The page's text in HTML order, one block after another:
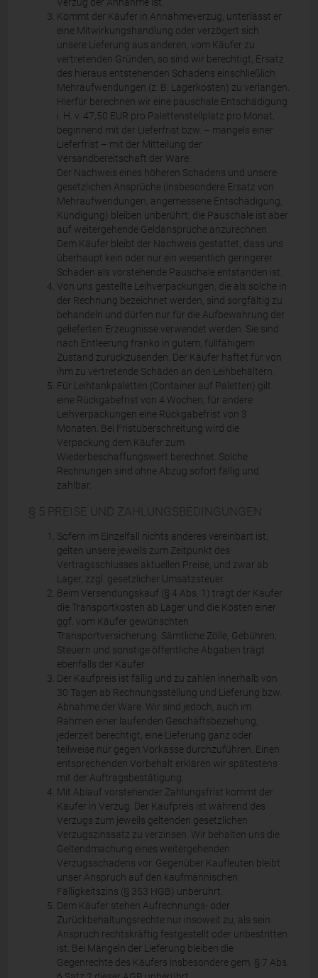
Verzug der Annahme ist.
Kommt der Käufer in Annahmeverzug, unterlässt er
eine Mitwirkungshandlung oder verzögert sich
unsere Lieferung aus anderen, vom Käufer zu
vertretenden Gründen, so sind wir berechtigt, Ersatz
des hieraus entstehenden Schadens einschließlich
Mehraufwendungen (z. B. Lagerkosten) zu verlangen.
Hierfür berechnen wir eine pauschale Entschädigung
i. H. v. 47,50 EUR pro Palettenstellplatz pro Monat,
beginnend mit der Lieferfrist bzw. – mangels einer
Lieferfrist – mit der Mitteilung der
Versandbereitschaft der Ware.
Der Nachweis eines höheren Schadens und unsere
gesetzlichen Ansprüche (insbesondere Ersatz von
Mehraufwendungen, angemessene Entschädigung,
Kündigung) bleiben unberührt; die Pauschale ist aber
auf weitergehende Geldansprüche anzurechnen.
Dem Käufer bleibt der Nachweis gestattet, dass uns
überhaupt kein oder nur ein wesentlich geringerer
Schaden als vorstehende Pauschale entstanden ist.
Von uns gestellte Leihverpackungen, die als solche in
der Rechnung bezeichnet werden, sind sorgfältig zu
behandeln und dürfen nur für die Aufbewahrung der
gelieferten Erzeugnisse verwendet werden. Sie sind
nach Entleerung franko in gutem, füllfähigem
Zustand zurückzusenden. Der Käufer haftet für von
ihm zu vertretende Schäden an den Leihbehältern.
Für Leihtankpaletten (Container auf Paletten) gilt
eine Rückgabefrist von 4 Wochen, für andere
Leihverpackungen eine Rückgabefrist von 3
Monaten. Bei Fristüberschreitung wird die
Verpackung dem Käufer zum
Wiederbeschaffungswert berechnet. Solche
Rechnungen sind ohne Abzug sofort fällig und
zahlbar.
§ 5 PREISE UND ZAHLUNGSBEDINGUNGEN
Sofern im Einzelfall nichts anderes vereinbart ist,
gelten unsere jeweils zum Zeitpunkt des
Vertragsschlusses aktuellen Preise, und zwar ab
Lager, zzgl. gesetzlicher Umsatzsteuer.
Beim Versendungskauf (§ 4 Abs. 1) trägt der Käufer
die Transportkosten ab Lager und die Kosten einer
ggf. vom Käufer gewünschten
Transportversicherung. Sämtliche Zölle, Gebühren,
Steuern und sonstige öffentliche Abgaben trägt
ebenfalls der Käufer.
Der Kaufpreis ist fällig und zu zahlen innerhalb von
30 Tagen ab Rechnungsstellung und Lieferung bzw.
Abnahme der Ware. Wir sind jedoch, auch im
Rahmen einer laufenden Geschäftsbeziehung,
jederzeit berechtigt, eine Lieferung ganz oder
teilweise nur gegen Vorkasse durchzuführen. Einen
entsprechenden Vorbehalt erklären wir spätestens
mit der Auftragsbestätigung.
Mit Ablauf vorstehender Zahlungsfrist kommt der
Käufer in Verzug. Der Kaufpreis ist während des
Verzugs zum jeweils geltenden gesetzlichen
Verzugszinssatz zu verzinsen. Wir behalten uns die
Geltendmachung eines weitergehenden
Verzugsschadens vor. Gegenüber Kaufleuten bleibt
unser Anspruch auf den kaufmännischen
Fälligkeitszins (§ 353 HGB) unberührt.
Dem Käufer stehen Aufrechnungs- oder
Zurückbehaltungsrechte nur insoweit zu, als sein
Anspruch rechtskräftig festgestellt oder unbestritten
ist. Bei Mängeln der Lieferung bleiben die
Gegenrechte des Käufers insbesondere gem. § 7 Abs.